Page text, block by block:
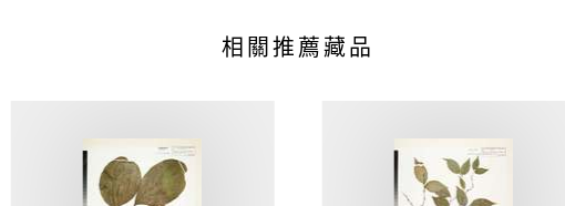
相關推薦藏品